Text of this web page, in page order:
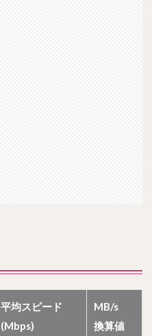
平均スピード
(Mbps)
MB/s
換算値